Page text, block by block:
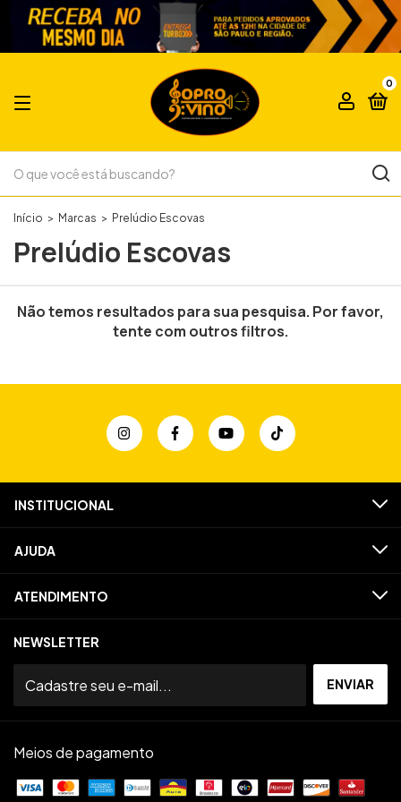
0
Início > Marcas > Prelúdio Escovas
Prelúdio Escovas
Não temos resultados para sua pesquisa. Por favor,
tente com outros filtros.
INSTITUCIONAL
AJUDA
ATENDIMENTO
NEWSLETTER
Meios de pagamento